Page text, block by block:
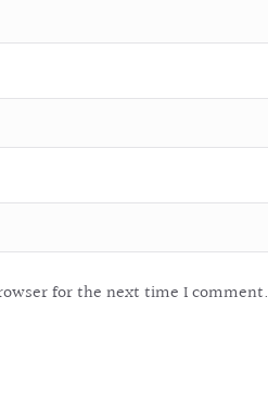
for the next time I comment.